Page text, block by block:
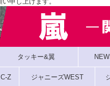
タッキー&翼
Z ジャニーズWEST